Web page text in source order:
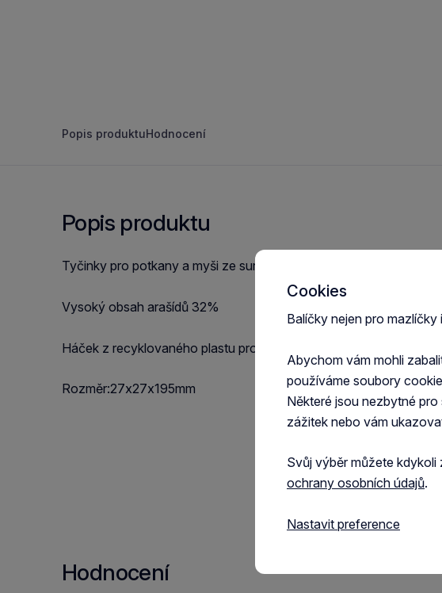
Popis produktuHodnocení
Popis produktu
Tyčinky pro potkany a myši ze surovin 100% přírodního původu,
Vysoký obsah arašídů 32%
Háček z recyklovaného plastu pro snadné zavěšení
Rozměr:27x27x195mm
Hodnocení
Cookies
Balíčky nejen pro mazlíčky
Abychom vám mohli
používáme soubory
Některé jsou nezbytné
zážitek nebo vám
Svůj výběr můžete
ochrany osobních údajů.
Nastavit preference